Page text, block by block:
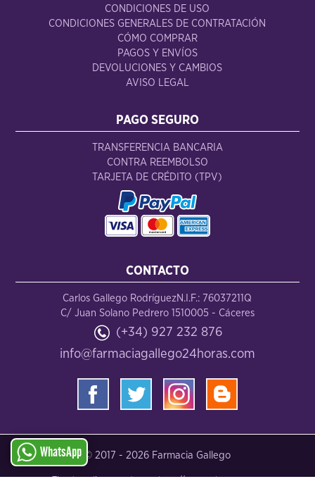
CONDICIONES DE USO
CONDICIONES GENERALES DE CONTRATACIÓN
CÓMO COMPRAR
PAGOS Y ENVÍOS
DEVOLUCIONES Y CAMBIOS
AVISO LEGAL
PAGO SEGURO
TRANSFERENCIA BANCARIA
CONTRA REEMBOLSO
TARJETA DE CRÉDITO (TPV)
CONTACTO
Carlos Gallego RodríguezN.I.F.: 76037211Q
C/ Juan Solano Pedrero 1510005 - Cáceres
(+34) 927 232 876
info@farmaciagallego24horas.com
© 2017 - 2026 Farmacia Gallego
WhatsApp